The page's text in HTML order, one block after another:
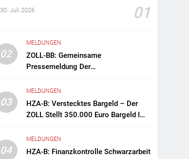
01
30. Juli 2026
02
MELDUNGEN
ZOLL-BB: Gemeinsame
Pressemeldung Der
Zollfahndungsamtes Berlin-
Brandenburg Zollfahndung Hebt
Mutmaßliches Drogenlabor Aus
03
MELDUNGEN
HZA-B: Verstecktes Bargeld – Der
ZOLL Stellt 350.000 Euro Bargeld Im
04
MELDUNGEN
HZA-B: Finanzkontrolle Schwarzarbeit